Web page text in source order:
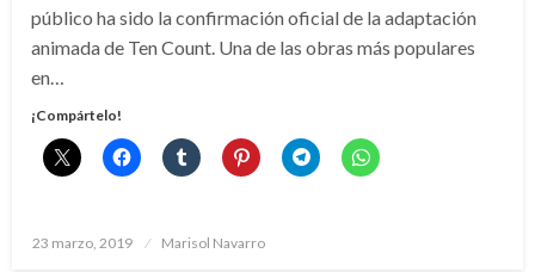
público ha sido la confirmación oficial de la adaptación
animada de Ten Count. Una de las obras más populares
en…
¡Compártelo!
Publicado
23 marzo, 2019 Marisol Navarro